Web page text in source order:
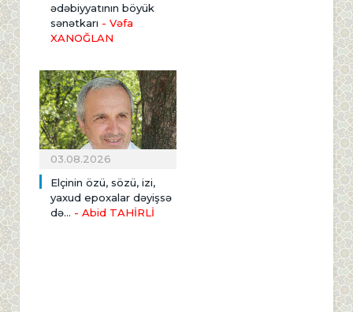
ədəbiyyatının böyük
sənətkarı - Vəfa
XANOĞLAN
03.08.2026
Elçinin özü, sözü, izi,
yaxud epoxalar dəyişsə
də... - Abid TAHİRLİ